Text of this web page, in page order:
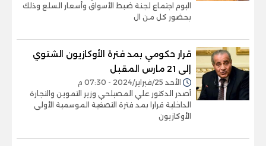
اليوم اجتماع لجنة ضبط الأسواق وأسعار السلع وذلك
بحضور كل من ال
قرار حكومي بمد فترة الأوكازيون الشتوي
إلى 21 مارس المقبل
الأحد 25/فبراير/2024 - 07:30 م
أصدر الدكتور علي المصيلحي وزير التموين والتجارة
الداخلية قرارا بمد فترة التصفية الموسمية الأولى
الأوكازيون